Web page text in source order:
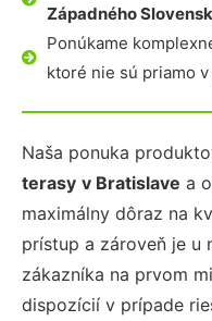
Západného
Ponúkame
ktoré nie sú priamo
Naša ponuka
terasy v Bratislave a
maximálny dôraz na
prístup a zároveň je u
zákazníka na prvom
dispozícií v prípade